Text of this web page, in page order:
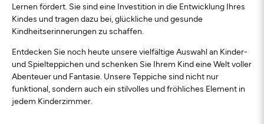
Lernen fördert. Sie sind eine Investition in die Entwicklung Ihres
Kindes und tragen dazu bei, glückliche und gesunde
Kindheitserinnerungen zu schaffen.
Entdecken Sie noch heute unsere vielfältige Auswahl an Kinder-
und Spielteppichen und schenken Sie Ihrem Kind eine Welt voller
Abenteuer und Fantasie. Unsere Teppiche sind nicht nur
funktional, sondern auch ein stilvolles und fröhliches Element in
jedem Kinderzimmer.